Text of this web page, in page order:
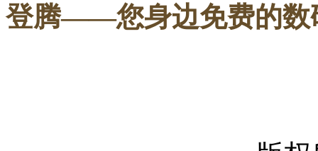
登腾——您身边免费的数